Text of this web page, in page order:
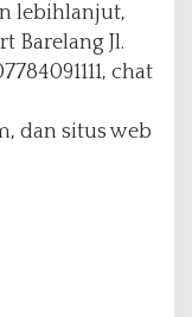
lebihlanjut,
Barelang Jl.
chat
dan situs web